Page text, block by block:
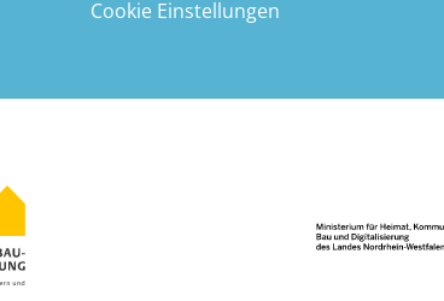
Cookie Einstellungen